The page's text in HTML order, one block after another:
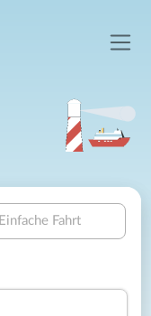
Einfache Fahrt